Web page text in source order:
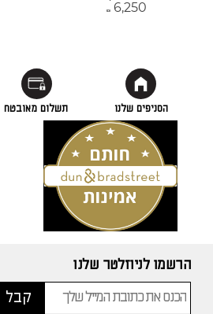
₪ 6,250
הסניפים שלנו תשלום מאובטח
הרשמו לניוזלטר שלנו